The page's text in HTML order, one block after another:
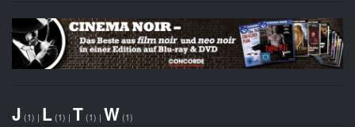
J (1) | L (1) | T (1) | W (1)